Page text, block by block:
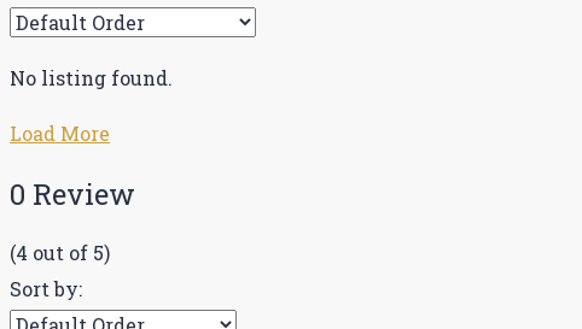
No listing found.
Load More
0 Review
(4 out of 5)
Sort by: